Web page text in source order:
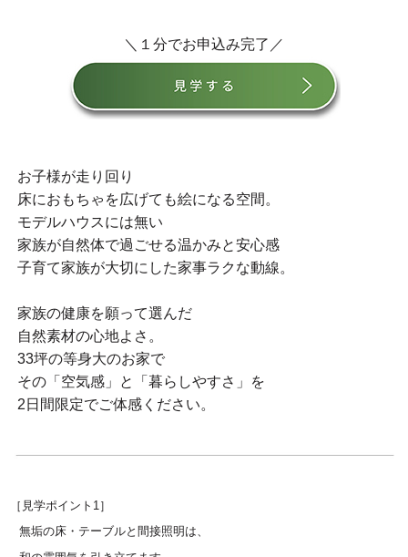
＼１分でお申込み完了／
お子様が走り回り
床におもちゃを広げても絵になる空間。
モデルハウスには無い
家族が自然体で過ごせる温かみと安心感
子育て家族が大切にした家事ラクな動線。
家族の健康を願って選んだ
自然素材の心地よさ。
33坪の等身大のお家で
その「空気感」と「暮らしやすさ」を
2日間限定でご体感ください。
［見学ポイント1］
無垢の床・テーブルと間接照明は、